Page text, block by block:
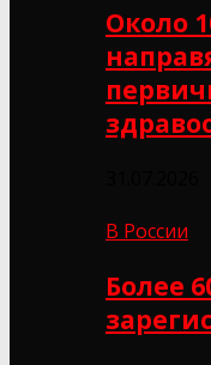
Около
В России
Более